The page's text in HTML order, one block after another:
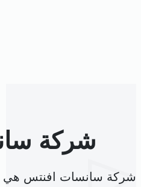
شركة
شركة سانسات افنتس هي